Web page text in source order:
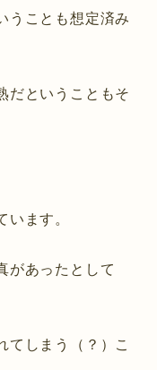
うことも想定済み
だということもそ
います。
があったとして
てしまう（？）こ